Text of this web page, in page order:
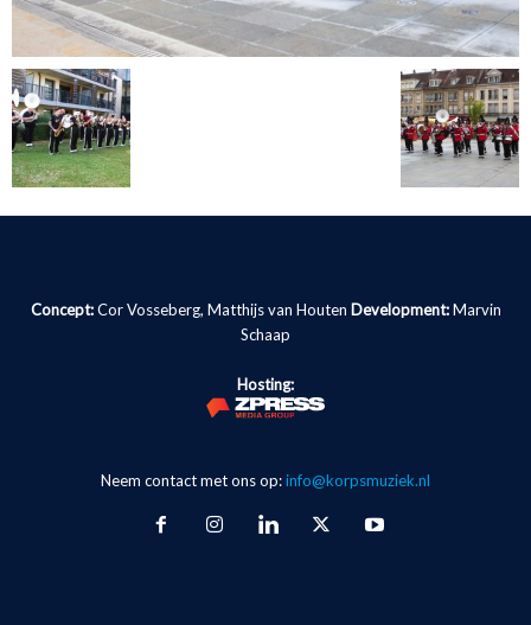
Concept:Cor Vosseberg, Matthijs van Houten Development: Marvin
Schaap
Hosting:
Neem contact met ons op:info@korpsmuziek.nl